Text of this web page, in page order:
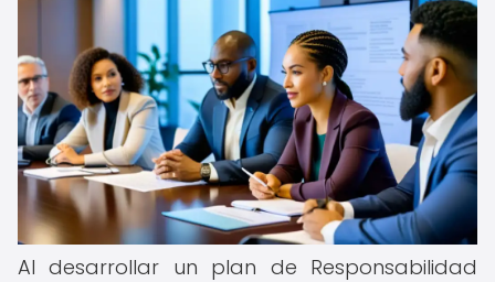
Al desarrollar un plan de Responsabilidad